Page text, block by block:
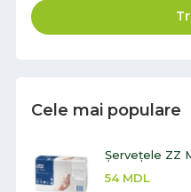
Cele mai populare
Șervețele ZZ
54 MDL